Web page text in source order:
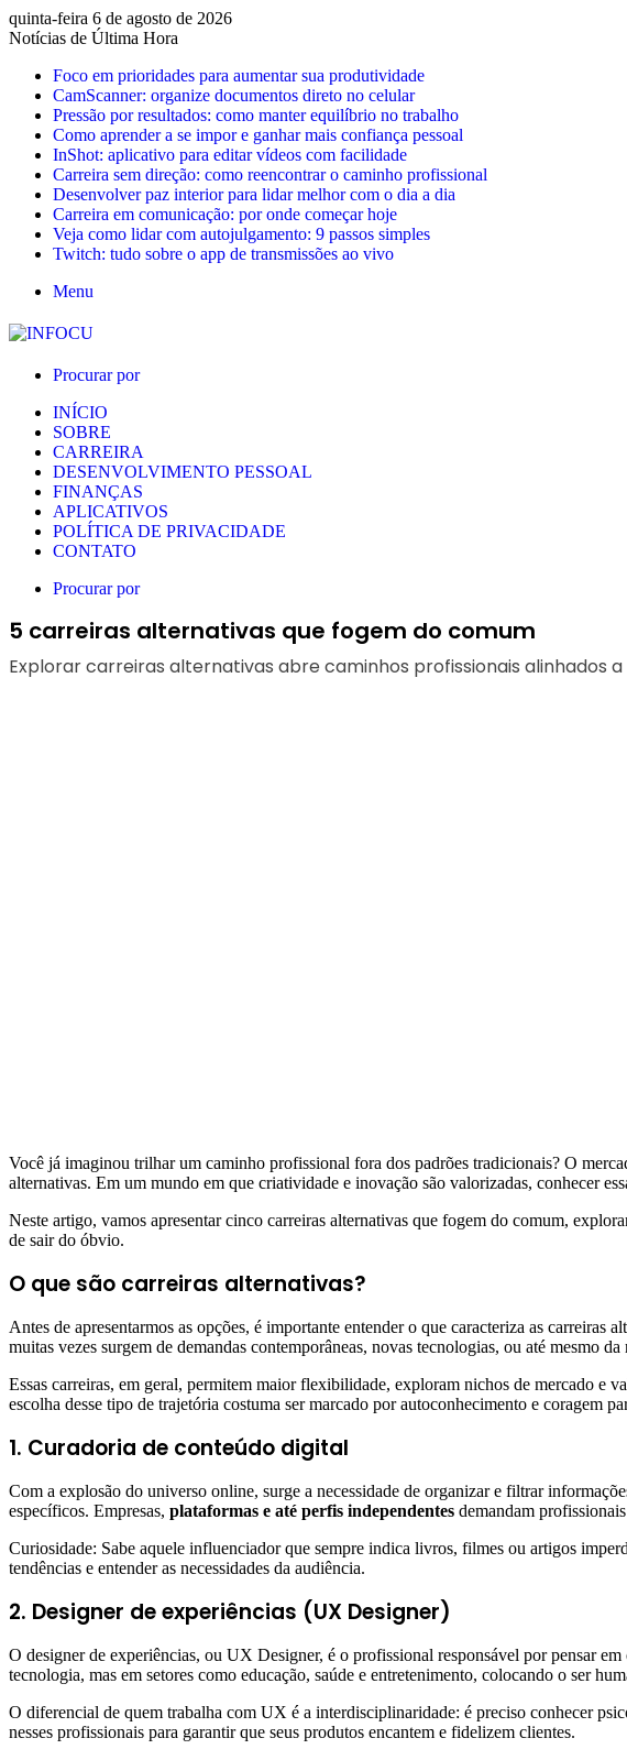
quinta-feira 6 de agosto de 2026
Notícias de Última Hora
Foco em prioridades para aumentar sua produtividade
CamScanner: organize documentos direto no celular
Pressão por resultados: como manter equilíbrio no trabalho
Como aprender a se impor e ganhar mais confiança pessoal
InShot: aplicativo para editar vídeos com facilidade
Carreira sem direção: como reencontrar o caminho profissional
Desenvolver paz interior para lidar melhor com o dia a dia
Carreira em comunicação: por onde começar hoje
Veja como lidar com autojulgamento: 9 passos simples
Twitch: tudo sobre o app de transmissões ao vivo
Menu
Procurar por
INÍCIO
SOBRE
CARREIRA
DESENVOLVIMENTO PESSOAL
FINANÇAS
APLICATIVOS
POLÍTICA DE PRIVACIDADE
CONTATO
Procurar por
5 carreiras alternativas que fogem do comum
Explorar carreiras alternativas abre caminhos profissionais alinhados
Você já imaginou trilhar um caminho profissional fora dos padrões tradicionais? O
alternativas. Em um mundo em que criatividade e inovação são valorizadas, conhecer
Neste artigo, vamos apresentar cinco carreiras alternativas que fogem do comum,
de sair do óbvio.
O que são carreiras alternativas?
Antes de apresentarmos as opções, é importante entender o que caracteriza as
muitas vezes surgem de demandas contemporâneas, novas tecnologias, ou até mesmo
Essas carreiras, em geral, permitem maior flexibilidade, exploram nichos de mercado e
escolha desse tipo de trajetória costuma ser marcado por autoconhecimento e coragem
1. Curadoria de conteúdo digital
Com a explosão do universo online, surge a necessidade de organizar e filtrar
específicos. Empresas, plataformas e até perfis independentes demandam
Curiosidade: Sabe aquele influenciador que sempre indica livros, filmes ou artigos
tendências e entender as necessidades da audiência.
2. Designer de experiências (UX Designer)
O designer de experiências, ou UX Designer, é o profissional responsável por pensar em
tecnologia, mas em setores como educação, saúde e entretenimento, colocando o ser
O diferencial de quem trabalha com UX é a interdisciplinaridade: é preciso conhecer
nesses profissionais para garantir que seus produtos encantem e fidelizem clientes.